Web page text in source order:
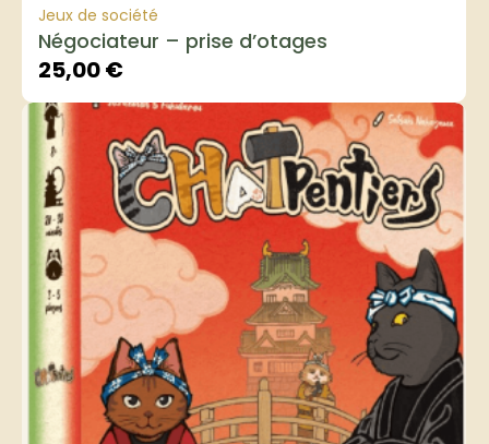
Jeux de société
Négociateur – prise d’otages
25,00€